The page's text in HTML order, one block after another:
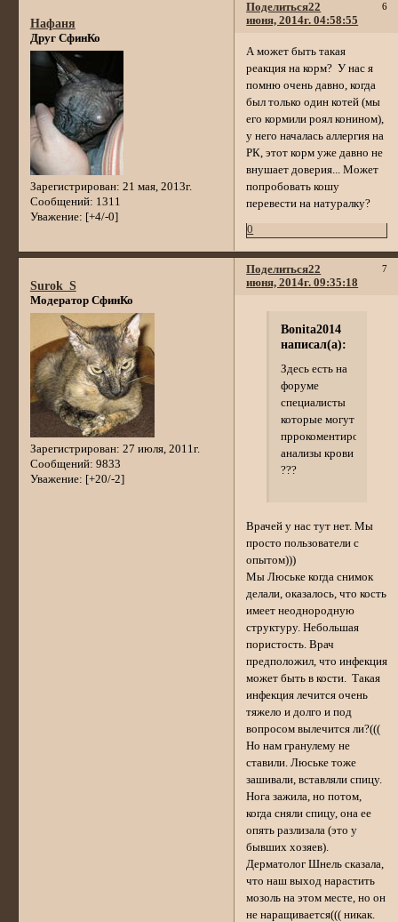
Поделиться 6
22
июня, 2014г. 04:58:55
Нафаня
Друг СфинКо
Зарегистрирован: 21 мая, 2013г.
Сообщений: 1311
Уважение: [+4/-0]
А может быть такая
реакция на корм? У нас я
помню очень давно, когда
был только один котей (мы
его кормили роял конином),
у него началась аллергия на
РК, этот корм уже давно не
внушает доверия... Может
попробовать кошу
перевести на натуралку?
0
Поделиться 7
22
июня, 2014г. 09:35:18
Surok_S
Модератор СфинКо
Зарегистрирован: 27 июля, 2011г.
Сообщений: 9833
Уважение: [+20/-2]
Bonita2014
написал(а):
Здесь есть на
форуме
специалисты
которые могут
пррокоментировать
анализы крови
???
Врачей у нас тут нет. Мы
просто пользователи с
опытом)))
Мы Люське когда снимок
делали, оказалось, что кость
имеет неоднородную
структуру. Небольшая
пористость. Врач
предположил, что инфекция
может быть в кости. Такая
инфекция лечится очень
тяжело и долго и под
вопросом вылечится ли?(((
Но нам гранулему не
ставили. Люське тоже
зашивали, вставляли спицу.
Нога зажила, но потом,
когда сняли спицу, она ее
опять разлизала (это у
бывших хозяев).
Дерматолог Шнель сказала,
что наш выход нарастить
мозоль на этом месте, но он
не наращивается((( никак.